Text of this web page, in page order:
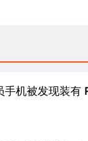
机被发现装有